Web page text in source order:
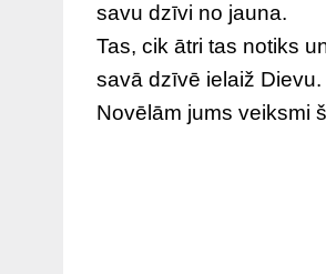
savu dzīvi no jauna.
Tas, cik ātri tas notiks
savā dzīvē ielaiž Dievu.
Novēlām jums veiksmi